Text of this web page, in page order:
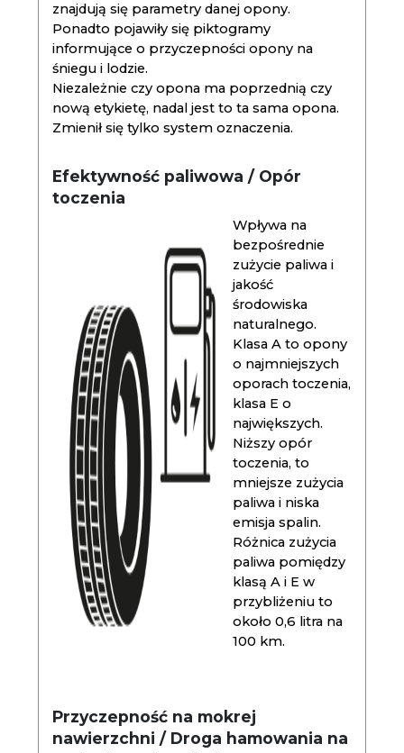
znajdują się parametry danej opony.
Ponadto pojawiły się piktogramy
informujące o przyczepności opony na
śniegu i lodzie.
Niezależnie czy opona ma poprzednią czy
nową etykietę, nadal jest to ta sama opona.
Zmienił się tylko system oznaczenia.
Efektywność paliwowa / Opór
toczenia
Wpływa na
bezpośrednie
zużycie paliwa i
jakość
środowiska
naturalnego.
Klasa A to opony
o najmniejszych
oporach toczenia,
klasa E o
największych.
Niższy opór
toczenia, to
mniejsze zużycia
paliwa i niska
emisja spalin.
Różnica zużycia
paliwa pomiędzy
klasą A i E w
przybliżeniu to
około 0,6 litra na
100 km.
Przyczepność na mokrej
nawierzchni / Droga hamowania na